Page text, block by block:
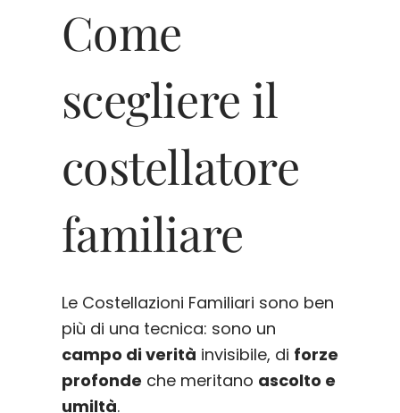
Come
scegliere il
costellatore
familiare
Le Costellazioni Familiari sono ben
più di una tecnica: sono un
campo di verità invisibile, di forze
profonde che meritano ascolto e
umiltà.